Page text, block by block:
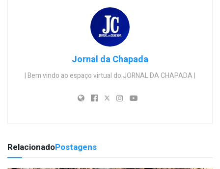
Jornal da Chapada
| Bem vindo ao espaço virtual do JORNAL DA CHAPADA |
RelacionadoPostagens